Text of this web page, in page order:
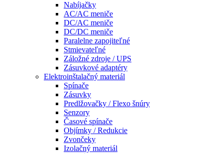
Nabíjačky
AC/AC meniče
DC/AC meniče
DC/DC meniče
Paralelne zapojiteľné
Stmievateľné
Záložné zdroje / UPS
Zásuvkové adaptéry
Elektroinštalačný materiál
Spínače
Zásuvky
Predlžovačky / Flexo šnúry
Senzory
Časové spínače
Objímky / Redukcie
Zvončeky
Izolačný materiál